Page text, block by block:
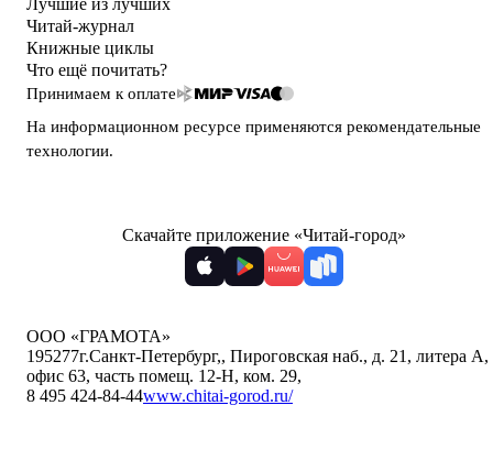
Лучшие из лучших
Читай-журнал
Книжные циклы
Что ещё почитать?
Принимаем к оплате
На информационном ресурсе применяются рекомендательные
технологии.
Скачайте приложение «Читай-город»
ООО «ГРАМОТА»
195277г.Санкт-Петербург,, Пироговская наб., д. 21, литера А,
офис 63, часть помещ. 12-Н, ком. 29,
8 495 424-84-44www.chitai-gorod.ru/